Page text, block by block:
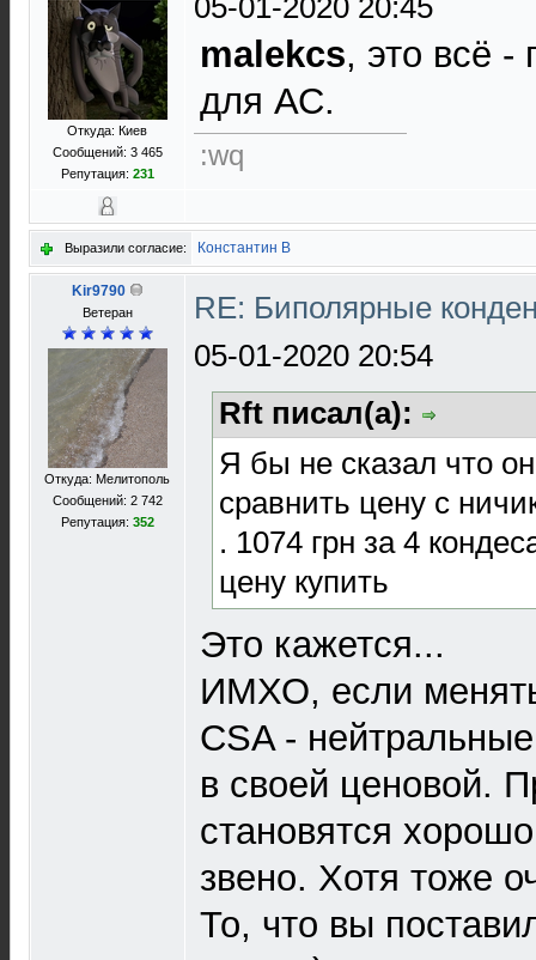
Откуда: Киев
Сообщений: 3 465
Репутация: 231
05-01-2020 20:45
malekcs, это всё -
для АС.
:wq
Выразили согласие: Константин В
Kir9790
Ветеран
Откуда: Мелитополь
Сообщений: 2 742
Репутация: 352
RE: Биполярные
05-01-2020 20:54
Rft писал(а):
Я бы не сказал что
сравнить цену с
. 1074 грн за 4
цену купить
Это кажется...
ИМХО, если
CSA -
в своей ценовой.
становятся
звено. Хотя тоже
То, что вы